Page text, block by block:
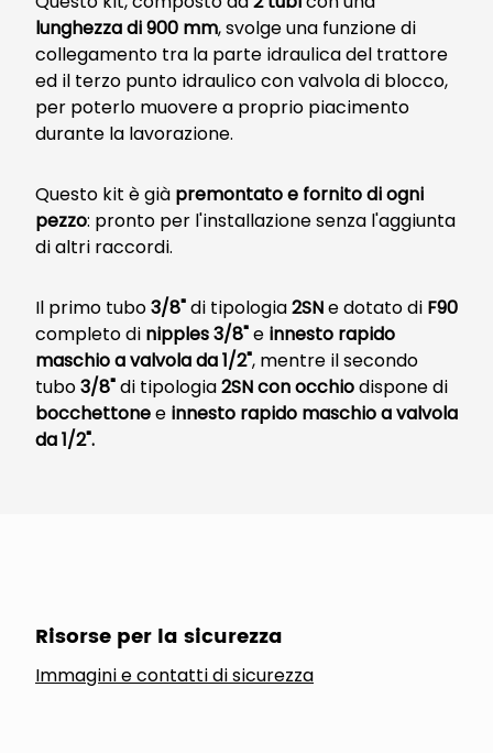
lunghezza di 900 mm, svolge una funzione di
collegamento tra la parte idraulica del trattore
ed il terzo punto idraulico con valvola di blocco,
per poterlo muovere a proprio piacimento
durante la lavorazione.
Questo kit è già premontato e fornito di ogni
pezzo: pronto per l'installazione senza l'aggiunta
di altri raccordi.
Il primo tubo3/8"di tipologia2SNe dotato di F90
completo di nipples 3/8"e innesto rapido
maschio a valvola da 1/2", mentre il secondo
tubo3/8"di tipologia2SN con occhiodispone di
bocchettonee innesto rapido maschio a valvola
da 1/2".
Risorse per la sicurezza
Immagini e contatti di sicurezza